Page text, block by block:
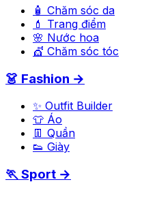
🧴 Chăm sóc da
💄 Trang điểm
🌸 Nước hoa
💇 Chăm sóc tóc
👗 Fashion →
✨ Outfit Builder
👕 Áo
👖 Quần
👟 Giày
🏃 Sport →